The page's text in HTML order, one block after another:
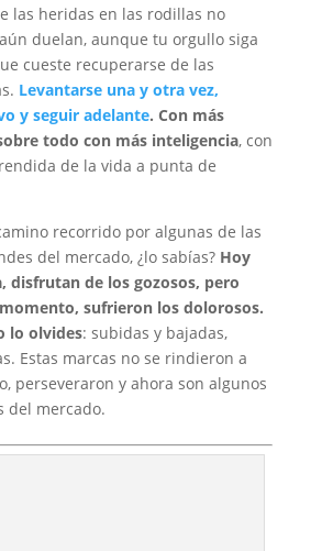
las heridas en las rodillas no
duelan, aunque tu orgullo siga
cueste recuperarse de las
Levantarse una y otra vez,
y seguir adelante. Con más
todo con más inteligencia, con
de la vida a punta de
recorrido por algunas de las
del mercado, ¿lo sabías? Hoy
disfrutan de los gozosos, pero
sufrieron los dolorosos.
lo olvides: subidas y bajadas,
Estas marcas no se rindieron a
perseveraron y ahora son algunos
del mercado.